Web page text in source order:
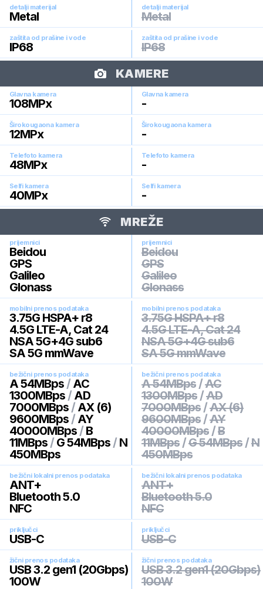
detalji materijal
Metal
detalji materijal
Metal
zaštita od prašine i vode
IP68
zaštita od prašine i vode
IP68
KAMERE
Glavna kamera
108MPx
Glavna kamera
-
Širokougaona kamera
12MPx
Širokougaona kamera
-
Telefoto kamera
48MPx
Telefoto kamera
-
Selfi kamera
40MPx
Selfi kamera
-
MREŽE
prijemnici
Beidou
GPS
Galileo
Glonass
prijemnici
Beidou
GPS
Galileo
Glonass
mobilni prenos podataka
3.75G HSPA+ r8
4.5G LTE-A, Cat 24
NSA 5G+4G sub6
SA 5G mmWave
mobilni prenos podataka
3.75G HSPA+ r8
4.5G LTE-A, Cat 24
NSA 5G+4G sub6
SA 5G mmWave
bežični prenos podataka
A 54MBps / AC
1300MBps / AD
7000MBps / AX (6)
9600MBps / AY
40000MBps / B
11MBps / G 54MBps / N
450MBps
bežični prenos podataka
A 54MBps /AC
1300MBps /AD
7000MBps /AX (6)
9600MBps /AY
40000MBps /B
11MBps /G 54MBps /N
450MBps
bežični lokalni prenos podataka
ANT+
Bluetooth 5.0
NFC
bežični lokalni prenos podataka
ANT+
Bluetooth 5.0
NFC
priključci
USB-C
priključci
USB-C
žični prenos podataka
USB 3.2 gen1 (20Gbps)
100W
žični prenos podataka
USB 3.2 gen1 (20Gbps)
100W